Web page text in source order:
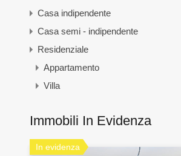
Casa indipendente
Casa semi - indipendente
Residenziale
Appartamento
Villa
Immobili In Evidenza
In evidenza